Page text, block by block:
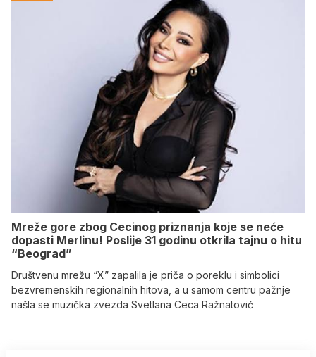
Mreže gore zbog Cecinog priznanja koje se neće
dopasti Merlinu! Poslije 31 godinu otkrila tajnu o hitu
“Beograd”
Društvenu mrežu “X” zapalila je priča o poreklu i simbolici
bezvremenskih regionalnih hitova, a u samom centru pažnje
našla se muzička zvezda Svetlana Ceca Ražnatović